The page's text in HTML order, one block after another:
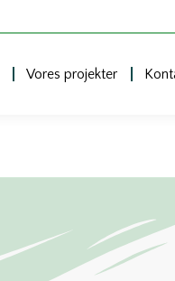
Vores projekter